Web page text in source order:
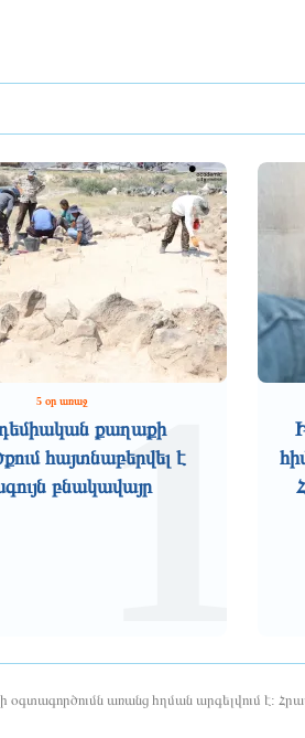
5 օր առաջ
քաղաքի
հայտնաբերվել է
բնակավայր
1
օգտագործումն առանց հղման արգելվում